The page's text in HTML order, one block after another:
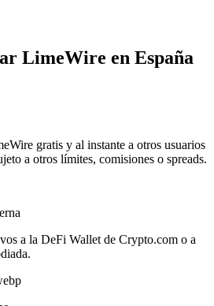
LimeWire en España
gratis y al instante a otros usuarios
a otros límites, comisiones o spreads.
a la DeFi Wallet de Crypto.com o a